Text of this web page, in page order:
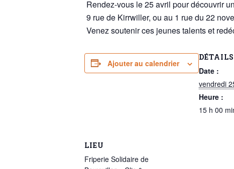
Rendez-vous le 25 avril pour découvrir
9 rue de Kirrwiller, ou au 1 rue du 22
Venez soutenir ces jeunes talents et
Ajouter au calendrier
DÉTAILS
Date :
vendredi
Heure :
15 h 00
LIEU
Friperie Solidaire de